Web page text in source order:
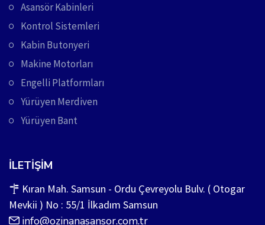
Asansör Kabinleri
Kontrol Sistemleri
Kabin Butonyeri
Makine Motorları
Engelli Platformları
Yürüyen Merdiven
Yürüyen Bant
İLETIŞIM
Kıran Mah. Samsun - Ordu Çevreyolu Bulv. ( Otogar
Mevkii ) No : 55/1 İlkadım Samsun
info@ozinanasansor.com.tr